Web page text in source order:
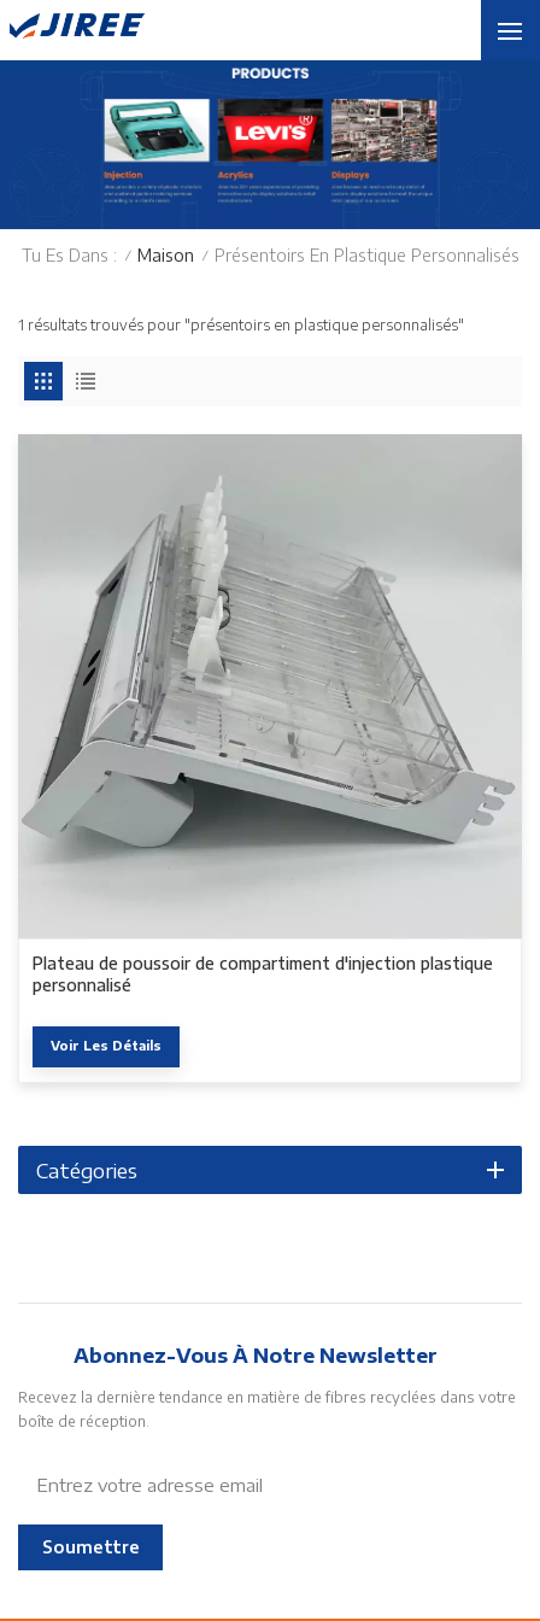
Tu Es Dans : / Maison / Présentoirs En Plastique Personnalisés
1 résultats trouvés pour "présentoirs en plastique personnalisés"
Plateau de poussoir de compartiment d'injection plastique
personnalisé
Voir Les Détails
Catégories
Abonnez-Vous À Notre Newsletter
Recevez la dernière tendance en matière de fibres recyclées dans votre
boîte de réception.
Soumettre